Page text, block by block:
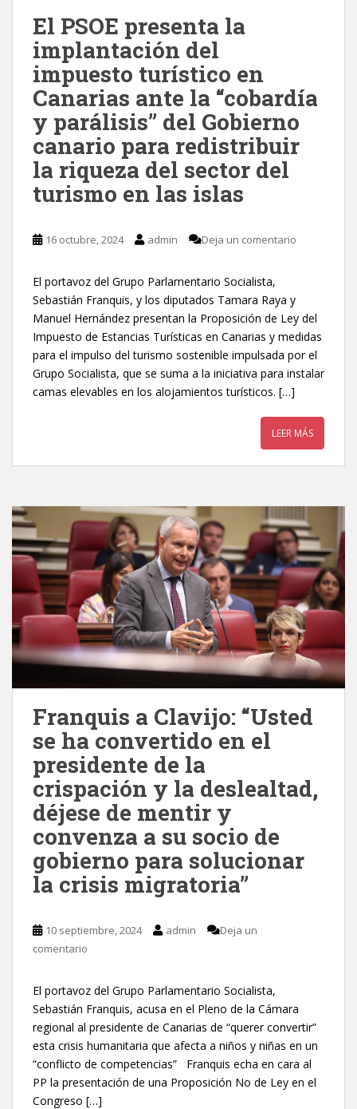
El PSOE presenta la
implantación del
impuesto turístico en
Canarias ante la “cobardía
y parálisis” del Gobierno
canario para redistribuir
la riqueza del sector del
turismo en las islas
16 octubre, 2024 admin Deja un comentario
El portavoz del Grupo Parlamentario Socialista,
Sebastián Franquis, y los diputados Tamara Raya y
Manuel Hernández presentan la Proposición de Ley del
Impuesto de Estancias Turísticas en Canarias y medidas
para el impulso del turismo sostenible impulsada por el
Grupo Socialista, que se suma a la iniciativa para instalar
camas elevables en los alojamientos turísticos. […]
LEER MÁS
Franquis a Clavijo: “Usted
se ha convertido en el
presidente de la
crispación y la deslealtad,
déjese de mentir y
convenza a su socio de
gobierno para solucionar
la crisis migratoria”
10 septiembre, 2024 admin
Deja un
comentario
El portavoz del Grupo Parlamentario Socialista,
Sebastián Franquis, acusa en el Pleno de la Cámara
regional al presidente de Canarias de “querer convertir”
esta crisis humanitaria que afecta a niños y niñas en un
“conflicto de competencias” Franquis echa en cara al
PP la presentación de una Proposición No de Ley en el
Congreso […]